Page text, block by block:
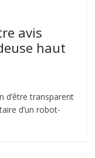
avis
haut
d’être transparent
d’un robot-